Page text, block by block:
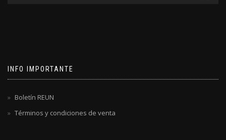
INFO IMPORTANTE
Boletín REUN
Términos y condiciones de venta